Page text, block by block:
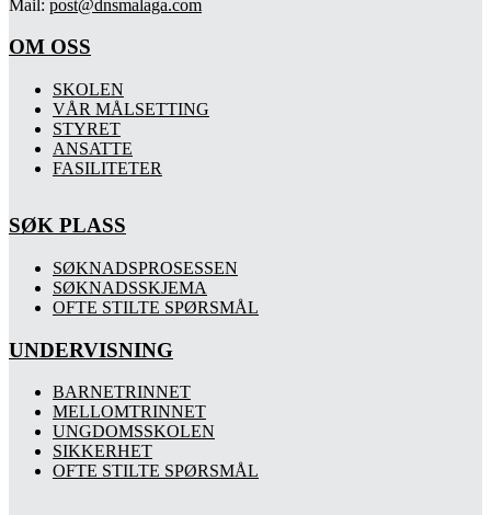
Mail: post@dnsmalaga.com
OM OSS
SKOLEN
VÅR MÅLSETTING
STYRET
ANSATTE
FASILITETER
SØK PLASS
SØKNADSPROSESSEN
SØKNADSSKJEMA
OFTE STILTE SPØRSMÅL
UNDERVISNING
BARNETRINNET
MELLOMTRINNET
UNGDOMSSKOLEN
SIKKERHET
OFTE STILTE SPØRSMÅL